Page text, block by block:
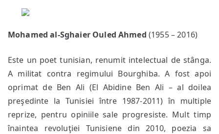
Mohamed al-Sghaier Ouled Ahmed (1955 – 2016)
Este un poet tunisian, renumit intelectual de stânga.
A militat contra regimului Bourghiba. A fost apoi
oprimat de Ben Ali (El Abidine Ben Ali – al doilea
preşedinte la Tunisiei între 1987-2011) în multiple
reprize, pentru opiniile sale progresiste. Mult timp
înaintea revoluţiei Tunisiene din 2010, poezia sa